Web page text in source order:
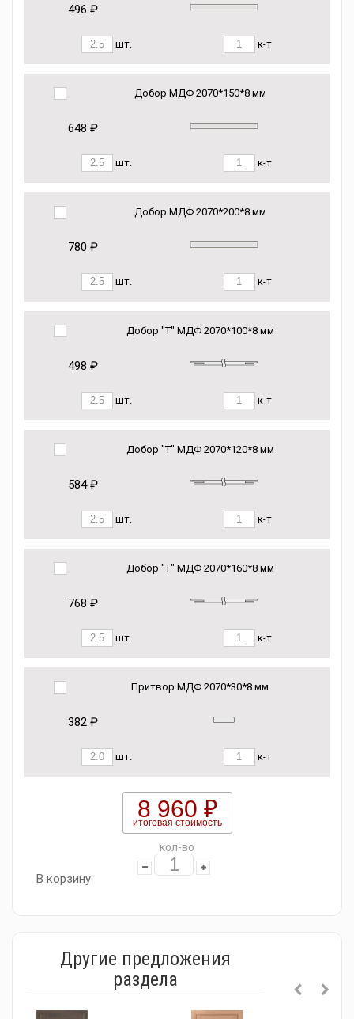
496 ₽
шт. к-т
Добор МДФ 2070*150*8 мм
648 ₽
шт. к-т
Добор МДФ 2070*200*8 мм
780 ₽
шт. к-т
Добор "Т" МДФ 2070*100*8 мм
498 ₽
шт. к-т
Добор "Т" МДФ 2070*120*8 мм
584 ₽
шт. к-т
Добор "Т" МДФ 2070*160*8 мм
768 ₽
шт. к-т
Притвор МДФ 2070*30*8 мм
382 ₽
шт. к-т
8 960 ₽
итоговая стоимость
кол-во
В корзину
Другие предложения
раздела